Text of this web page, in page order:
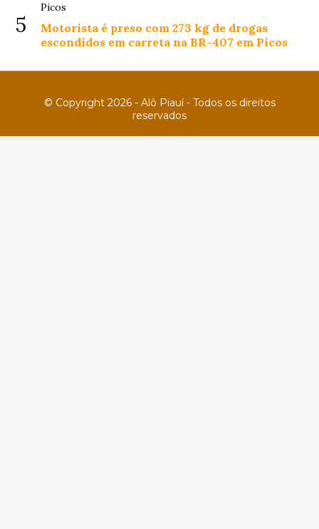
5
Picos
Motorista é preso com 273 kg de drogas
escondidos em carreta na BR-407 em Picos
© Copyright 2026 - Alô Piauí - Todos os direitos
reservados